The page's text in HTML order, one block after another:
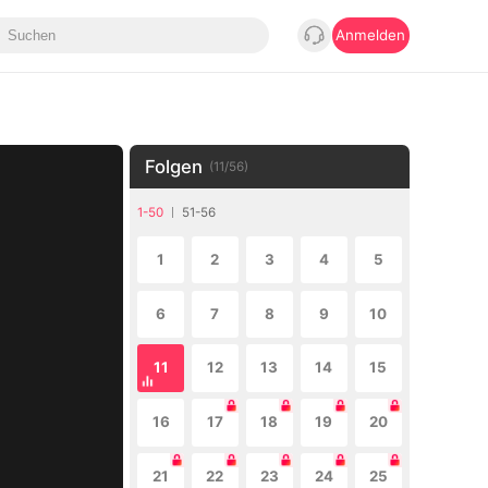
Anmelden
Folgen (11/56)
1-50 51-56
1 2 3 4 5
6 7 8 9 10
11 12 13 14 15
16 17 18 19 20
21 22 23 24 25